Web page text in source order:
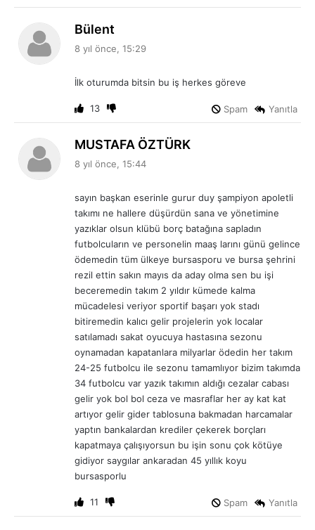
Bülent
i
:
8 yıl önce, 15:29
İlk oturumda bitsin bu iş herkes göreve
13 Yanıtla
Spam
MUSTAFA ÖZTÜRK
8 yıl önce, 15:44
sayın başkan eserinle gurur duy şampiyon apoletli
takımı ne hallere düşürdün sana ve yönetimine
yazıklar olsun klübü borç batağına sapladın
futbolcuların ve personelin maaş larını günü gelince
ödemedin tüm ülkeye bursasporu ve bursa şehrini
rezil ettin sakın mayıs da aday olma sen bu işi
beceremedin takım 2 yıldır kümede kalma
mücadelesi veriyor sportif başarı yok stadı
bitiremedin kalıcı gelir projelerin yok localar
satılamadı sakat oyucuya hastasına sezonu
oynamadan kapatanlara milyarlar ödedin her takım
24-25 futbolcu ile sezonu tamamlıyor bizim takımda
34 futbolcu var yazık takımın aldığı cezalar cabası
gelir yok bol bol ceza ve masraflar her ay kat kat
artıyor gelir gider tablosuna bakmadan harcamalar
yaptın bankalardan krediler çekerek borçları
kapatmaya çalışıyorsun bu işin sonu çok kötüye
gidiyor saygılar ankaradan 45 yıllık koyu
bursasporlu
11 Yanıtla
Spam